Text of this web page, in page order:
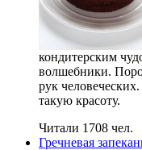
кондитерским
волшебники.
рук
такую красоту.
Читали 1708 чел.
Гречневая